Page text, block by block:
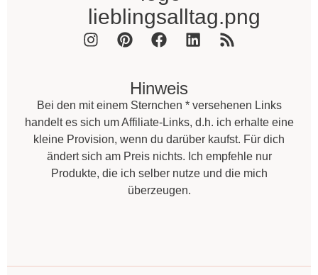
Hinweis
Bei den mit einem Sternchen * versehenen Links
handelt es sich um Affiliate-Links, d.h. ich erhalte eine
kleine Provision, wenn du darüber kaufst. Für dich
ändert sich am Preis nichts. Ich empfehle nur
Produkte, die ich selber nutze und die mich
überzeugen.